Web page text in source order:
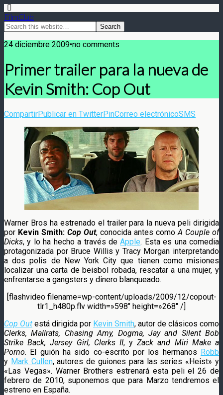
FilmClub
24 diciembre 2009•no comments
Primer trailer para la nueva de
Kevin Smith: Cop Out
CompartirPublicar en TwitterPinCorreo electrónicoSMS
Warner Bros ha estrenado el trailer para la nueva peli dirigida
por Kevin Smith: Cop Out, conocida antes comoA Couple of
Dicks, y lo ha hecho a través deApple. Esta es una comedia
protagonizada por Bruce Willis y Tracy Morgan interpretando
a dos polis de New York City que tienen como misiones
localizar una carta de beisbol robada, rescatar a una mujer, y
enfrentarse a gangsters y dinero blanqueado.
[flashvideo filename=wp-content/uploads/2009/12/copout-
tlr1_h480p.flv width=»598″ height=»268″ /]
Cop Out está dirigida por Kevin Smith, autor de clásicos como
Clerks, Mallrats, Chasing Amy, Dogma, Jay and Silent Bob
Strike Back, Jersey Girl, Clerks II, yZack and Miri Make a
Porno. El guión ha sido co-escrito por los hermanos Robb
y Mark Cullen, autores de guiones para las series «Heist» y
«Las Vegas». Warner Brothers estrenará esta peli el 26 de
febrero de 2010, suponemos que para Marzo tendremos el
estreno en España.